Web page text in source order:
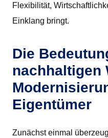
Flexibilität,
Einklang bringt.
Die
nachhaltigen
Eigentümer
Zunächst einmal